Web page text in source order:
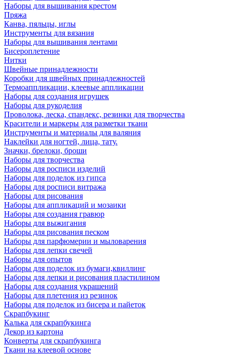
Наборы для вышивания крестом
Пряжа
Канва, пяльцы, иглы
Инструменты для вязания
Наборы для вышивания лентами
Бисероплетение
Нитки
Швейные принадлежности
Коробки для швейных принадлежностей
Термоаппликации, клеевые аппликации
Наборы для создания игрушек
Наборы для рукоделия
Проволока, леска, спандекс, резинки для творчества
Красители и маркеры для разметки ткани
Инструменты и материалы для валяния
Наклейки для ногтей, лица, тату.
Значки, брелоки, броши
Наборы для творчества
Наборы для росписи изделий
Наборы для поделок из гипса
Наборы для росписи витража
Наборы для рисования
Наборы для аппликаций и мозаики
Наборы для создания гравюр
Наборы для выжигания
Наборы для рисования песком
Наборы для парфюмерии и мыловарения
Наборы для лепки свечей
Наборы для опытов
Наборы для поделок из бумаги,квиллинг
Наборы для лепки и рисования пластилином
Наборы для создания украшений
Наборы для плетения из резинок
Наборы для поделок из бисера и пайеток
Скрапбукинг
Калька для скрапбукинга
Декор из картона
Конверты для скрапбукинга
Ткани на клеевой основе